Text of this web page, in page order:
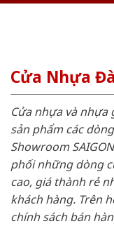
Cửa Nhựa
Cửa nhựa và nhựa
sản phẩm các
Showroom
phối những dòng
cao, giá thành rẻ
khách hàng. Trên
chính sách bán